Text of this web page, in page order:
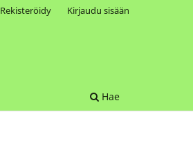
Hae
Rekisteröidy Kirjaudu sisään